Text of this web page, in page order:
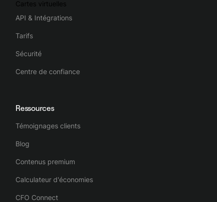
efficace.
Cartes virtuelles
API & Intégrations
Tarifs
Sécurité
Centre de confiance
Ressources
Témoignages clients
Blog
Contenus premium
Calculateur d'économies
CFO Connect